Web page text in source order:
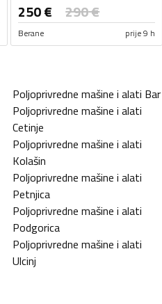
250€ 290€
Berane prije 9 h
Poljoprivredne mašine i alati Bar
Poljoprivredne mašine i alati
Cetinje
Poljoprivredne mašine i alati
Kolašin
Poljoprivredne mašine i alati
Petnjica
Poljoprivredne mašine i alati
Podgorica
Poljoprivredne mašine i alati
Ulcinj